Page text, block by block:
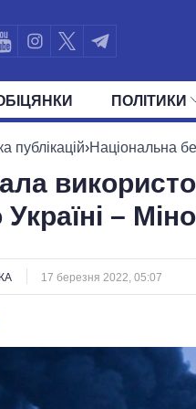
ПОЛIТИКИ
УСІ ПОЛІТИКИ ПРЕЗИДЕНТ І
публікацій›Національна
–
17 березня 2022, 05:07